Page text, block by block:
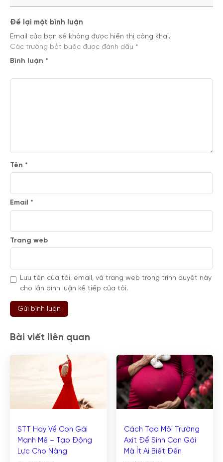
Để lại một bình luận
Email của bạn sẽ không được hiển thị công khai.
Các trường bắt buộc được đánh dấu *
Bình luận *
Tên *
Email *
Trang web
Lưu tên của tôi, email, và trang web trong trình duyệt này
cho lần bình luận kế tiếp của tôi.
Bài viết liên quan
STT Hay Về Con Gái
Mạnh Mẽ – Tạo Động
Lực Cho Nàng
Cách Tạo Môi Trường
Axit Để Sinh Con Gái
Mà Ít Ai Biết Đến